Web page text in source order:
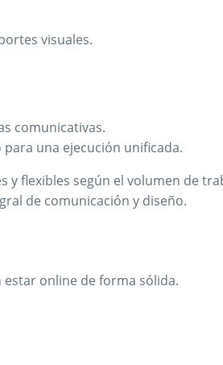
visuales.
comunicativas.
una ejecución unificada.
y flexibles según el volumen de
de comunicación y diseño.
estar online de forma sólida.